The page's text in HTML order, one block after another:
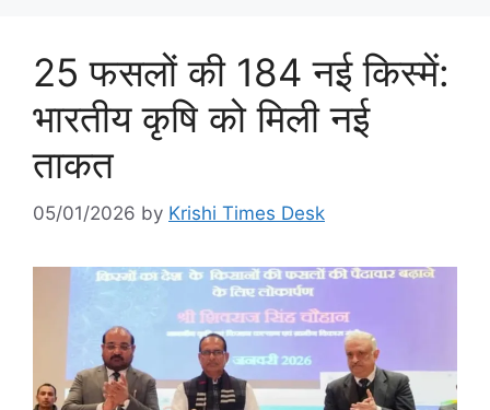
25 फसलों की 184 नई किस्में:
भारतीय कृषि को मिली नई
ताकत
05/01/2026 by Krishi Times Desk